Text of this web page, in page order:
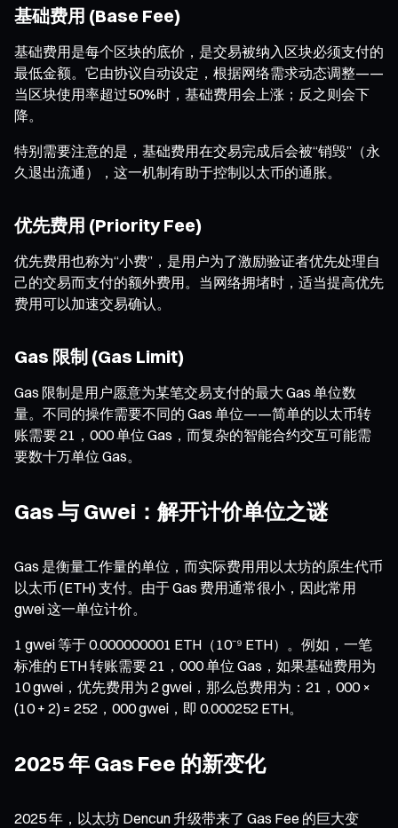
基础费用 (Base Fee)
基础费用是每个区块的底价，是交易被纳入区块必须支付的
最低金额。它由协议自动设定，根据网络需求动态调整——
当区块使用率超过50%时，基础费用会上涨；反之则会下
降。
特别需要注意的是，基础费用在交易完成后会被“销毁”（永
久退出流通），这一机制有助于控制以太币的通胀。
优先费用 (Priority Fee)
优先费用也称为“小费”，是用户为了激励验证者优先处理自
己的交易而支付的额外费用。当网络拥堵时，适当提高优先
费用可以加速交易确认。
Gas 限制 (Gas Limit)
Gas 限制是用户愿意为某笔交易支付的最大 Gas 单位数
量。不同的操作需要不同的 Gas 单位——简单的以太币转
账需要 21，000 单位 Gas，而复杂的智能合约交互可能需
要数十万单位 Gas。
Gas 与 Gwei：解开计价单位之谜
Gas 是衡量工作量的单位，而实际费用用以太坊的原生代币
以太币 (ETH) 支付。由于 Gas 费用通常很小，因此常用
gwei 这一单位计价。
1 gwei 等于 0.000000001 ETH（10⁻⁹ ETH）。例如，一笔
标准的 ETH 转账需要 21，000 单位 Gas，如果基础费用为
10 gwei，优先费用为 2 gwei，那么总费用为：21，000 ×
(10 + 2) = 252，000 gwei，即 0.000252 ETH。
2025 年 Gas Fee 的新变化
2025 年，以太坊 Dencun 升级带来了 Gas Fee 的巨大变